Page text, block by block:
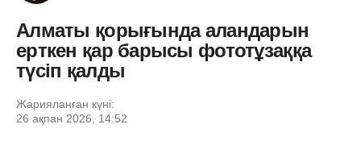
Алматы қорығында аландарын
ерткен қар барысы фототұзаққа
түсіп қалды
Жарияланған күні:
26 ақпан 2026, 14:52